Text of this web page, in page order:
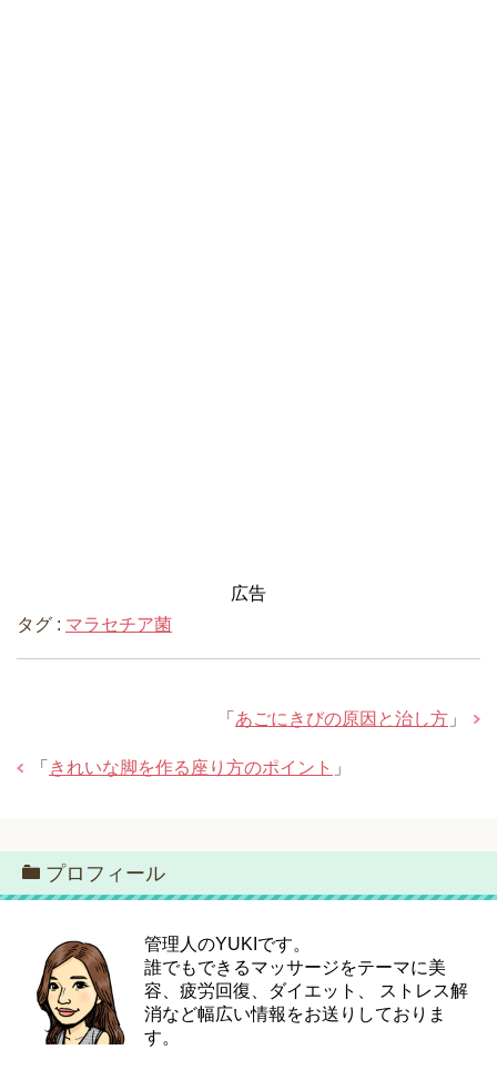
広告
タグ : マラセチア菌
「 あごにきびの原因と治し方 」
「 きれいな脚を作る座り方のポイント 」
プロフィール
管理人のYUKIです。
誰でもできるマッサージをテーマに美
容、疲労回復、ダイエット、 ストレス解
消など幅広い情報をお送りしておりま
す。